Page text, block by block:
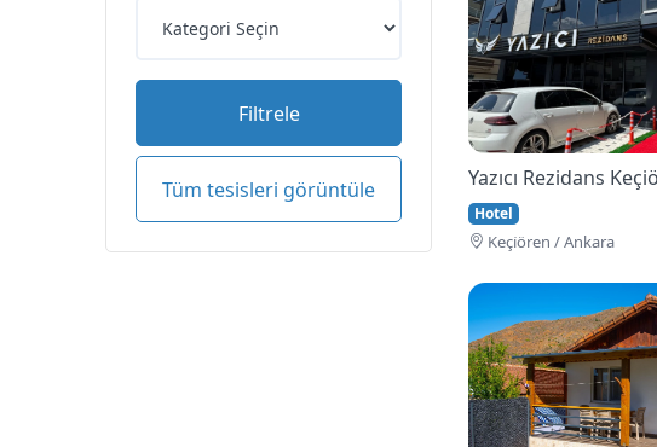
Filtrele
Tüm tesisleri görüntüle Yazıcı Rezidans
Hotel
Keçi̇ören / Ankara